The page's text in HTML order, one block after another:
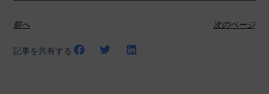
前へ 次のページ
記事を共有する